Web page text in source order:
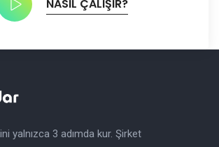
NASIL ÇALIŞIR?
yalnızca 3 adımda kur. Şirket